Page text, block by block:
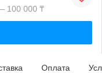
100 000 ₸
Оплата